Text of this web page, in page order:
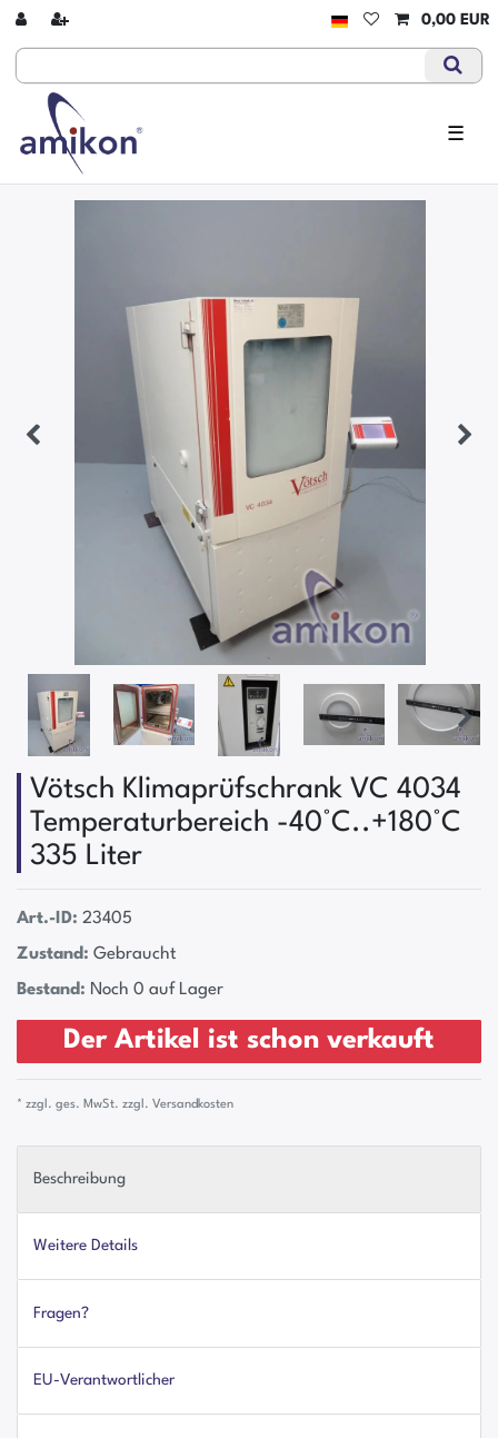
0,00 EUR
☰
Vötsch Klimaprüfschrank VC 4034
Temperaturbereich -40°C..+180°C
335 Liter
Art.-ID: 23405
Zustand: Gebraucht
Bestand: Noch 0 auf Lager
Der Artikel ist schon verkauft
* zzgl. ges. MwSt. zzgl. Versandkosten
Beschreibung
Weitere Details
Fragen?
EU-Verantwortlicher